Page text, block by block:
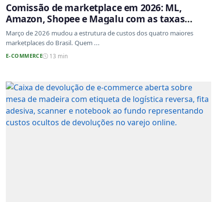
Comissão de marketplace em 2026: ML,
Amazon, Shopee e Magalu com as taxas
atualizadas
Março de 2026 mudou a estrutura de custos dos quatro maiores
marketplaces do Brasil. Quem ...
E-COMMERCE 13 min